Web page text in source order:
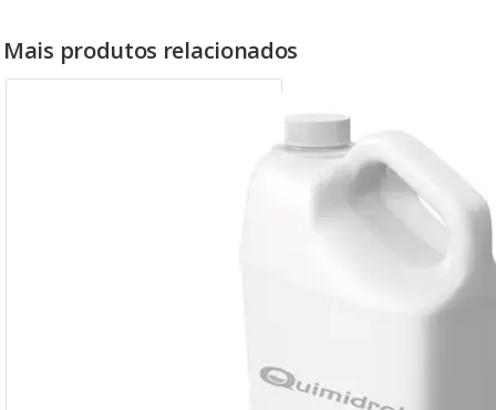
Mais produtos relacionados